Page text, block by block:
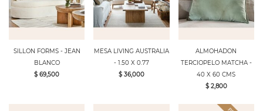
SILLON FORMS - JEAN
BLANCO
$ 69,500
MESA LIVING AUSTRALIA
- 1.50 X 0.77
$ 36,000
ALMOHADON
TERCIOPELO MATCHA -
40 X 60 CMS
$ 2,800